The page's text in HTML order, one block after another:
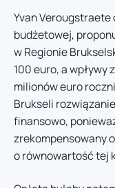
Yvan Verougstraete
budżetowej,
w Regionie
100 euro, a wpływy
milionów euro
Brukseli
finansowo,
zrekompensowany
o równowartość tej